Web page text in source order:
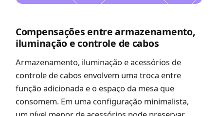
Compensações entre armazenamento,
iluminação e controle de cabos
Armazenamento, iluminação e acessórios de
controle de cabos envolvem uma troca entre
função adicionada e o espaço da mesa que
consomem. Em uma configuração minimalista,